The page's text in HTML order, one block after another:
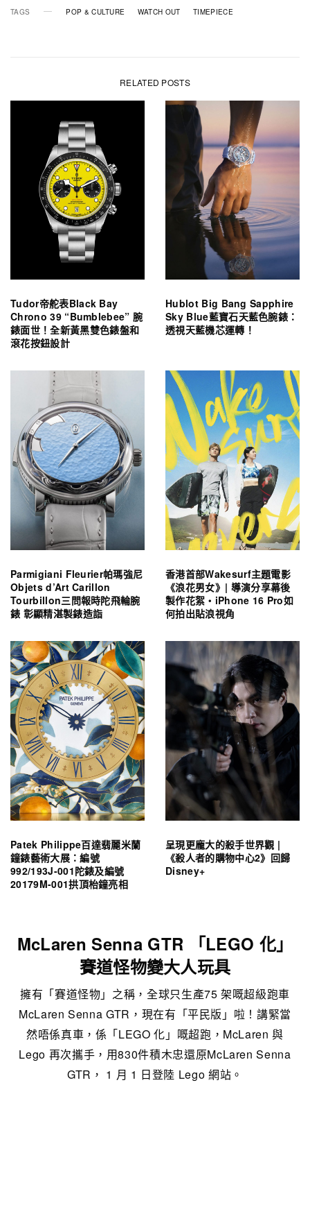
TAGS POP & CULTURE WATCH OUT TIMEPIECE
RELATED POSTS
Tudor帝舵表Black Bay
Chrono 39 “Bumblebee” 腕
錶面世！全新黃黑雙色錶盤和
滾花按鈕設計
Hublot Big Bang Sapphire
Sky Blue藍寶石天藍色腕錶：
透視天藍機芯運轉！
Parmigiani Fleurier帕瑪強尼
Objets d’Art Carillon
Tourbillon三問報時陀飛輪腕
錶 彰顯精湛製錶造詣
香港首部Wakesurf主題電影
《浪花男女》| 導演分享幕後
製作花絮・iPhone 16 Pro如
何拍出貼浪視角
Patek Philippe百達翡麗米蘭
鐘錶藝術大展：編號
992/193J-001陀錶及編號
20179M-001拱頂枱鐘亮相
呈現更龐大的殺手世界觀 |
《殺人者的購物中心2》回歸
Disney+
McLaren Senna GTR 「LEGO 化」
賽道怪物變大人玩具
擁有「賽道怪物」之稱，全球只生產75 架嘅超級跑車
McLaren Senna GTR，現在有「平民版」啦！講緊當
然唔係真車，係「LEGO 化」嘅超跑，McLaren 與
Lego 再次攜手，用830件積木忠還原McLaren Senna
GTR， 1 月 1 日登陸 Lego 網站。